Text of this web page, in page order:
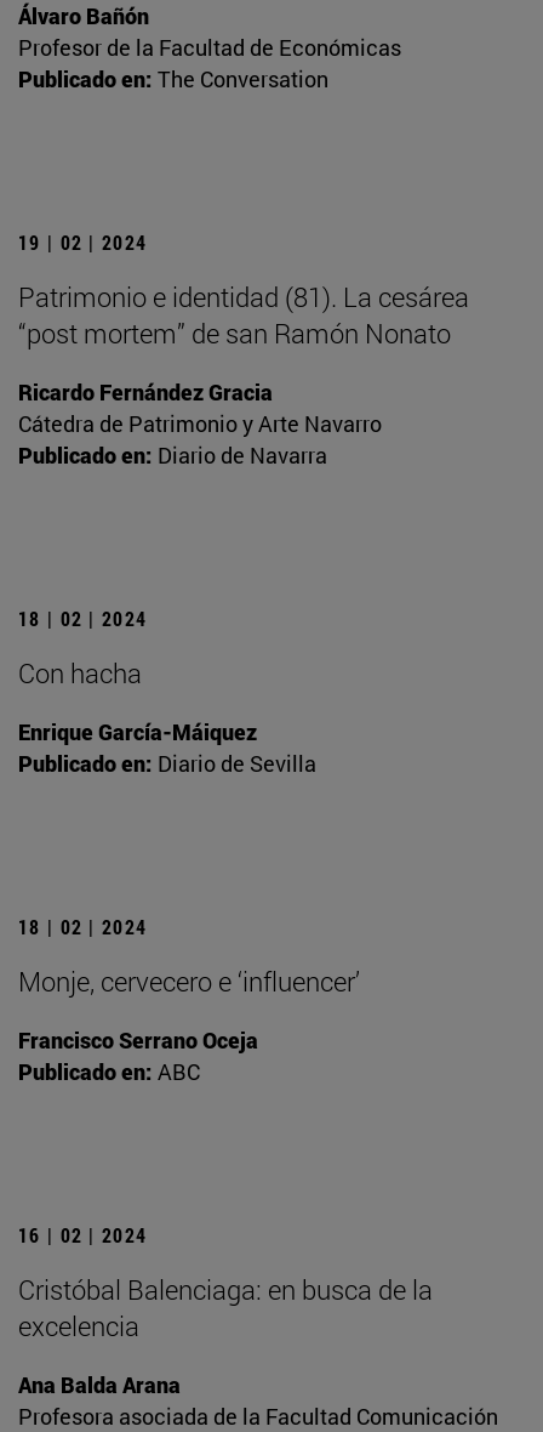
Álvaro Bañón
Profesor de la Facultad de Económicas
Publicado en: The Conversation
19 | 02 | 2024
Patrimonio e identidad (81). La cesárea
“post mortem” de san Ramón Nonato
Ricardo Fernández Gracia
Cátedra de Patrimonio y Arte Navarro
Publicado en: Diario de Navarra
18 | 02 | 2024
Con hacha
Enrique García-Máiquez
Publicado en: Diario de Sevilla
18 | 02 | 2024
Monje, cervecero e ‘influencer’
Francisco Serrano Oceja
Publicado en: ABC
16 | 02 | 2024
Cristóbal Balenciaga: en busca de la
excelencia
Ana Balda Arana
Profesora asociada de la Facultad Comunicación